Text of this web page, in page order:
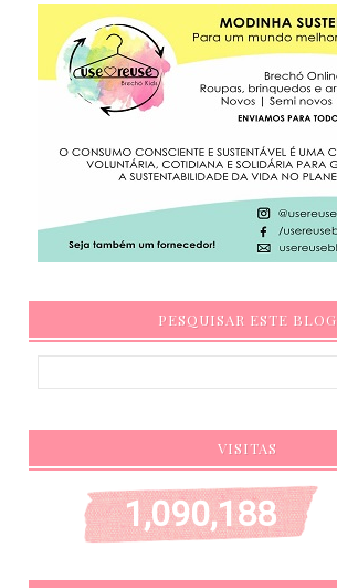
PESQUISAR ESTE BLOG
VISITAS
1,090,188